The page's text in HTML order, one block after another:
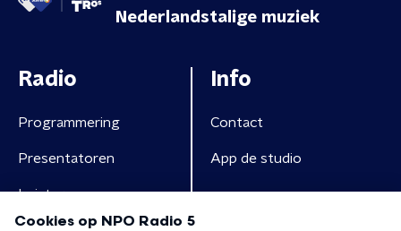
Nederlandstalige muziek
Radio
Programmering
Presentatoren
Luisteren
Info
Contact
App de studio